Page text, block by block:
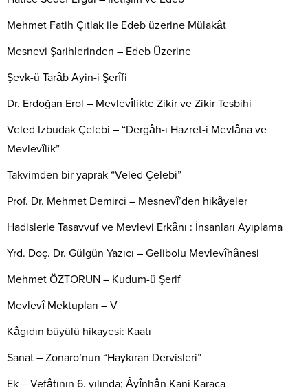
Mehmet Fatih Çıtlak ile Edeb üzerine Mülakât
Mesnevi Şarihlerinden – Edeb Üzerine
Şevk-ü Tarâb Ayin-i Şerîfi
Dr. Erdoğan Erol – Mevlevîlikte Zikir ve Zikir Tesbihi
Veled Izbudak Çelebi – “Dergâh-ı Hazret-i Mevlâna ve
Mevlevîlik”
Takvimden bir yaprak “Veled Çelebi”
Prof. Dr. Mehmet Demirci – Mesnevî’den hikâyeler
Hadislerle Tasavvuf ve Mevlevi Erkânı : İnsanları Ayıplama
Yrd. Doç. Dr. Gülgün Yazıcı – Gelibolu Mevlevîhânesi
Mehmet ÖZTORUN – Kudum-ü Şerif
Mevlevî Mektupları – V
Kâgıdın büyülü hikayesi: Kaatı
Sanat – Zonaro’nun “Haykıran Dervisleri”
Ek – Vefâtının 6. yılında; Âyînhân Kani Karaca